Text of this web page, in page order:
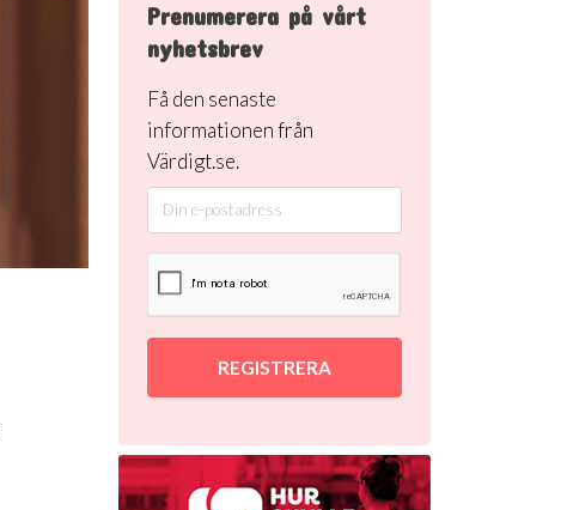
Prenumerera på vårt
nyhetsbrev
Få den senaste
informationen från
Värdigt.se.
REGISTRERA